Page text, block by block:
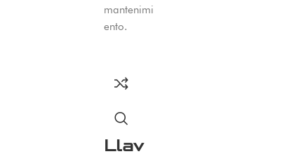
mantenimi
ento.
Llav